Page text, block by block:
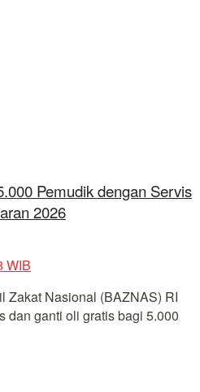
Pemudik dengan Servis
2026
WIB
Zakat Nasional (BAZNAS) RI
dan ganti oli gratis bagi 5.000